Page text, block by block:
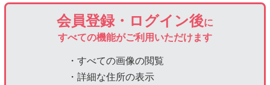
会員登録・ログイン後に
すべての機能がご利用いただけます
・すべての画像の閲覧
・詳細な住所の表示